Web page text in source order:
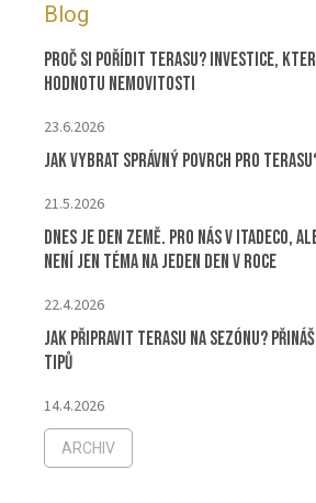
Blog
Proč si pořídit terasu? Investice,
hodnotu nemovitosti
23.6.2026
Jak vybrat správný povrch pro
21.5.2026
Dnes je Den Země. Pro nás v
není jen téma na jeden den v roce
22.4.2026
Jak připravit terasu na sezónu?
tipů
14.4.2026
ARCHIV